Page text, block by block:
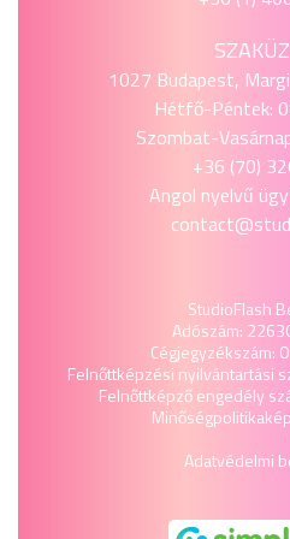
és igényes módon
Készíts magadnak
keresztneved
Promóció:Támogasd a
hogy népszerűsíted az
(közösségi média, baráti
Technikai infók:
Asztali lámpát,
biztosítunk a
Érdemes saját
hűtőrendelkezésre
Kapcsolódj ki,
Körmös Piacon!
1027 Budapest,
Hétfő-Péntek:
Szombat-
+36 (70)
Angol nyelvű
StudioFlash
Adószám:
Cégjegyzékszám:
Felnőttképzési nyilvántartási
Felnőttképző engedély
Minőségpolitika
Adatvédelmi